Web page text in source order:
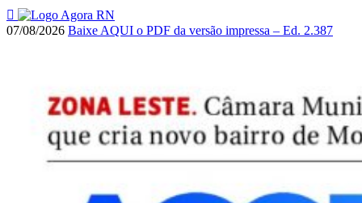
07/08/2026 Baixe AQUI o PDF da versão impressa – Ed. 2.387